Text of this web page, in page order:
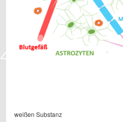
weißen Substanz